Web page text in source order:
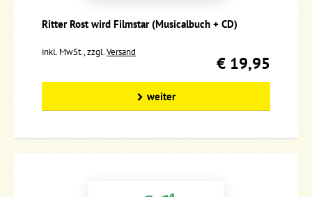
Ritter Rost wird Filmstar (Musicalbuch + CD)
inkl. MwSt., zzgl.Versand
€ 19,95
weiter